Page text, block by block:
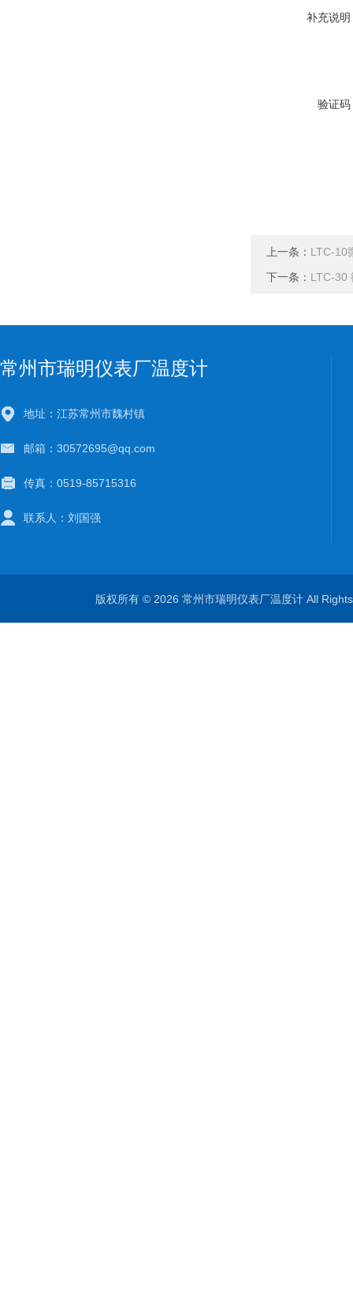
补充说明
验证码
上一条： LTC-10
下一条： LTC-30
常州市瑞明仪表厂温度计
地址：江苏常州市魏村镇
邮箱：30572695@qq.com
传真：0519-85715316
联系人：刘国强
版权所有 © 2026 常州市瑞明仪表厂温度计 All